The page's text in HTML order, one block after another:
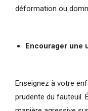
déformation ou
Encourager une
Enseignez à votre
prudente du fauteuil.